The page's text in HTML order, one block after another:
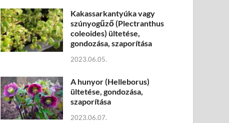
Kakassarkantyúka vagy
szúnyogűző (Plectranthus
coleoides) ültetése,
gondozása, szaporítása
2023.06.05.
A hunyor (Helleborus)
ültetése, gondozása,
szaporítása
2023.06.07.